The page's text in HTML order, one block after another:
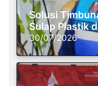
Solusi
Sulap Plastik
30/07/2026